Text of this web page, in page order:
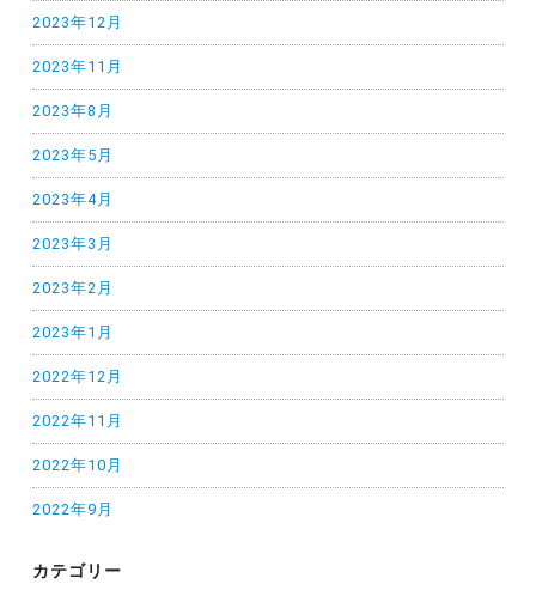
2023年12月
2023年11月
2023年8月
2023年5月
2023年4月
2023年3月
2023年2月
2023年1月
2022年12月
2022年11月
2022年10月
2022年9月
カテゴリー